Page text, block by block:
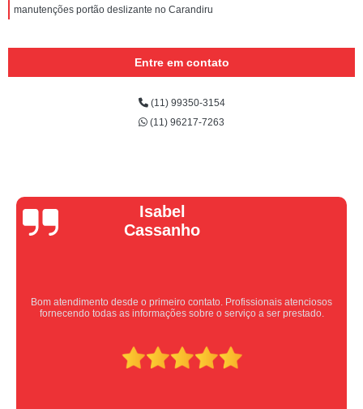
manutenções portão deslizante no Carandiru
Entre em contato
(11) 99350-3154
(11) 96217-7263
Vera Maria
Equipe nota 10, trabalho rápido com excelência , super organizados.
Super indico.